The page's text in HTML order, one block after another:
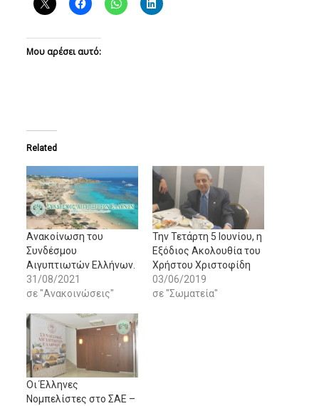
Μου αρέσει αυτό:
Related
Ανακοίνωση του
Συνδέσμου
Αιγυπτιωτών Ελλήνων.
31/08/2021
σε "Ανακοινώσεις"
Την Τετάρτη 5 Ιουνίου, η
Εξόδιος Ακολουθία του
Χρήστου Χριστοφίδη
03/06/2019
σε "Σωματεία"
Οι Έλληνες
Νομπελίστες στο ΣΑΕ –